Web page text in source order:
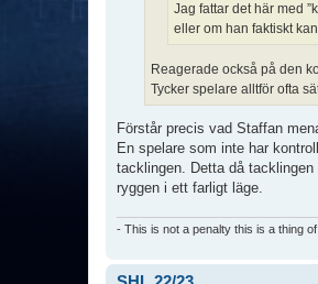
Jag fattar det här med
eller om han faktiskt
Reagerade också på den
Tycker spelare alltför ofta
Förstår precis vad Staffan
En spelare som inte har
tacklingen. Detta då
ryggen i ett farligt läge.
- This is not a penalty this is a thing